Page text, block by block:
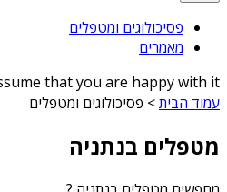
פסיכולוגים ומטפלים
מאמרים
that you are happy with it
עמוד הבית> פסיכולוגים ומטפלים
מטפלים בנתניה